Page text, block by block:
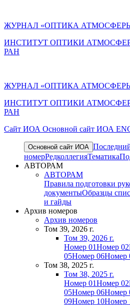
ЖУРНАЛ «ОПТИКА
ИНСТИТУТ ОПТИКИ
РАН
ЖУРНАЛ «ОПТИКА
ИНСТИТУТ ОПТИКИ
РАН
Cайт ИОА Основной сайт ИОА
Основной сайт ИОА
номерРедколлегияТематика
АВТОРАМ
АВТОРАМ
Правила подготовки
документыОбразцы
и гайды
Архив номеров
Архив номеров
Том 39, 2026 г.
Том 39, 2026 г.
Номер 01Номер 02
05Номер 06Номер
Том 38, 2025 г.
Том 38, 2025 г.
Номер 01Номер 02
05Номер 06Номер
09Номер 10Номер